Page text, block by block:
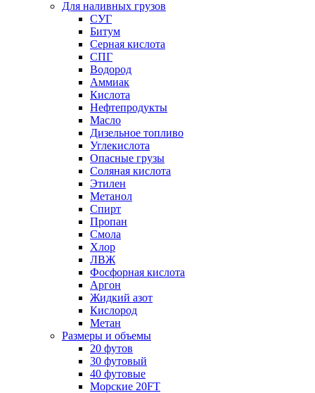
Для наливных грузов
СУГ
Битум
Серная кислота
СПГ
Водород
Аммиак
Кислота
Нефтепродукты
Масло
Дизельное топливо
Углекислота
Опасные грузы
Соляная кислота
Этилен
Метанол
Спирт
Пропан
Смола
Хлор
ЛВЖ
Фосфорная кислота
Аргон
Жидкий азот
Кислород
Метан
Размеры и объемы
20 футов
30 футовый
40 футовые
Морские 20FT